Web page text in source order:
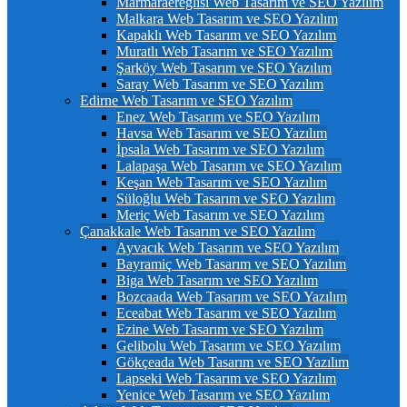
Malkara Web Tasarım ve SEO Yazılım
Kapaklı Web Tasarım ve SEO Yazılım
Muratlı Web Tasarım ve SEO Yazılım
Şarköy Web Tasarım ve SEO Yazılım
Saray Web Tasarım ve SEO Yazılım
Edirne Web Tasarım ve SEO Yazılım
Enez Web Tasarım ve SEO Yazılım
Havsa Web Tasarım ve SEO Yazılım
İpsala Web Tasarım ve SEO Yazılım
Lalapaşa Web Tasarım ve SEO Yazılım
Keşan Web Tasarım ve SEO Yazılım
Süloğlu Web Tasarım ve SEO Yazılım
Meriç Web Tasarım ve SEO Yazılım
Çanakkale Web Tasarım ve SEO Yazılım
Ayvacık Web Tasarım ve SEO Yazılım
Bayramiç Web Tasarım ve SEO Yazılım
Biga Web Tasarım ve SEO Yazılım
Bozcaada Web Tasarım ve SEO Yazılım
Eceabat Web Tasarım ve SEO Yazılım
Ezine Web Tasarım ve SEO Yazılım
Gelibolu Web Tasarım ve SEO Yazılım
Gökçeada Web Tasarım ve SEO Yazılım
Lapseki Web Tasarım ve SEO Yazılım
Yenice Web Tasarım ve SEO Yazılım